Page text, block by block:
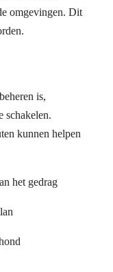
omgevingen. Dit
is,
schakelen.
kunnen helpen
het gedrag